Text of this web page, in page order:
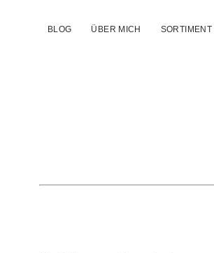
BLOG ÜBER MICH SORTIMENT